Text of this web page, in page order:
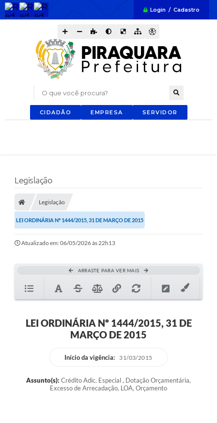
Login / Cadastro
O que você procura?
CIDADÃO EMPRESA SERVIDOR
Legislação
Legislação
LEI ORDINÁRIA Nº 1444/2015, 31 DE MARÇO DE 2015
Atualizado em: 06/05/2026 às 22h13
ARRASTE PARA VER MAIS
LEI ORDINÁRIA Nº 1444/2015, 31 DE
MARÇO DE 2015
Início da vigência: 31/03/2015
Assunto(s): Crédito Adic. Especial , Dotação Orçamentária,
Excesso de Arrecadação, LOA, Orçamento